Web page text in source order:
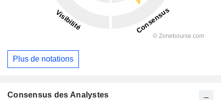
Plus de notations
Consensus des Analystes